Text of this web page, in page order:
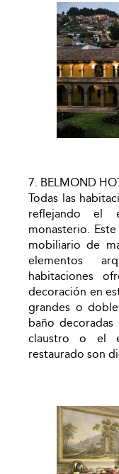
7. BELMOND
Todas las
reflejando el
monasterio.
mobiliario de
elementos
habitaciones
decoración en
grandes o
baño
claustro o el
restaurado son